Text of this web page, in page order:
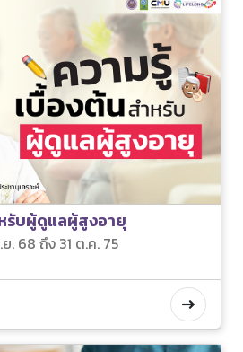
รับผู้ดูแลผู้สูงอายุ
. 68 ถึง 31 ต.ค. 75